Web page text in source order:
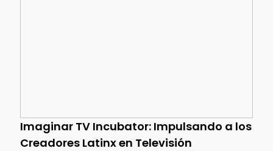
Imaginar TV Incubator: Impulsando a los
Creadores Latinx en Televisión